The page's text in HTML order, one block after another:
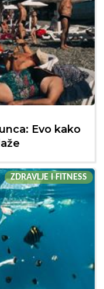
Evo kako
ZDRAVLJE I FITNESS